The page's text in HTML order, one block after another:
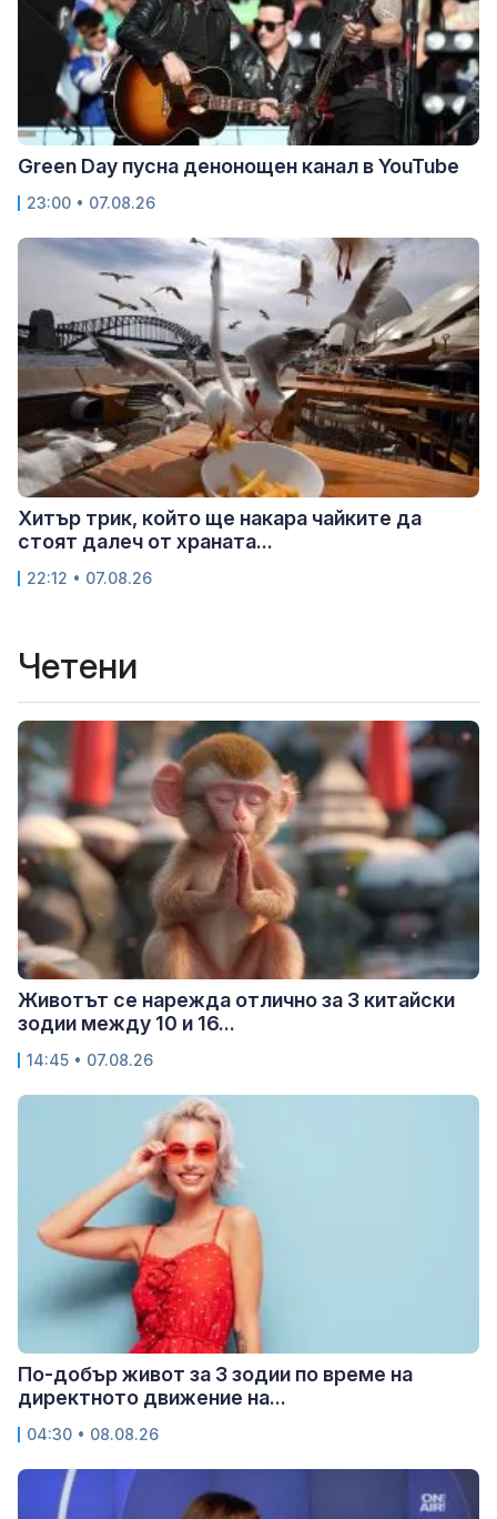
Green Day пусна денонощен канал в YouTube
23:00 • 07.08.26
Хитър трик, който ще накара чайките да
стоят далеч от храната...
22:12 • 07.08.26
Четени
Животът се нарежда отлично за 3 китайски
зодии между 10 и 16...
14:45 • 07.08.26
По-добър живот за 3 зодии по време на
директното движение на...
04:30 • 08.08.26